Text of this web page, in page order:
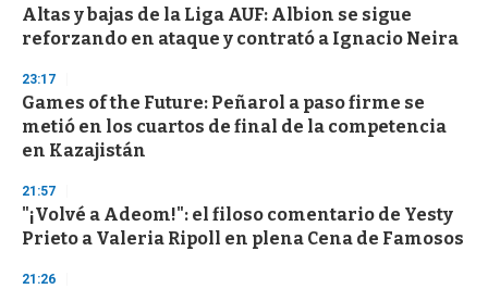
s
Altas y bajas de la Liga AUF: Albion se sigue
reforzando en ataque y contrató a Ignacio Neira
23:17
Games of the Future: Peñarol a paso firme se
metió en los cuartos de final de la competencia
en Kazajistán
21:57
"¡Volvé a Adeom!": el filoso comentario de Yesty
Prieto a Valeria Ripoll en plena Cena de Famosos
21:26